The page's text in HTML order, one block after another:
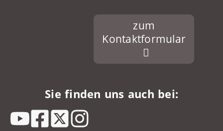
zum
Kontaktformular
Sie finden uns auch bei: